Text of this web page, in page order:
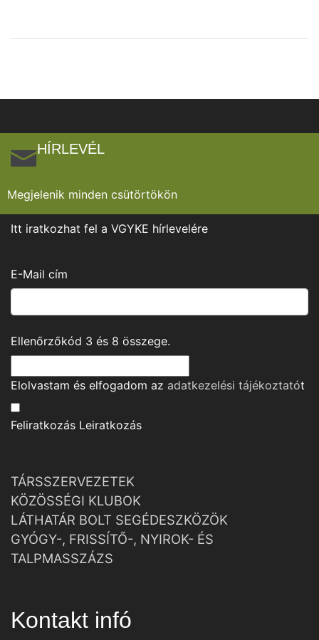
HÍRLEVÉL
Megjelenik minden csütörtökön
Itt iratkozhat fel a VGYKE hírlevelére
E-Mail cím
Ellenőrzőkód 3 és 8 összege.
Elolvastam és elfogadom az adatkezelési tájékoztatót
Feliratkozás Leiratkozás
TÁRSSZERVEZETEK
KÖZÖSSÉGI KLUBOK
LÁTHATÁR BOLT SEGÉDESZKÖZÖK
GYÓGY-, FRISSÍTŐ-, NYIROK- ÉS
TALPMASSZÁZS
Kontakt infó